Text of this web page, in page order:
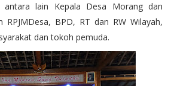
lain Kepala Desa Morang dan
RPJMDesa, BPD, RT dan RW Wilayah,
dan tokoh pemuda.